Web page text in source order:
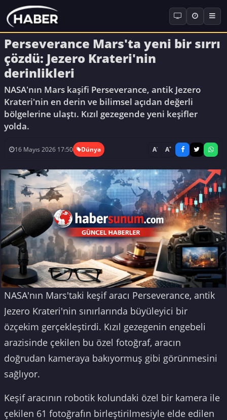
Perseverance Mars'ta yeni bir sırrı
çözdü: Jezero Krateri'nin
derinlikleri
NASA'nın Mars kaşifi Perseverance, antik Jezero
Krateri'nin en derin ve bilimsel açıdan değerli
bölgelerine ulaştı. Kızıl gezegende yeni keşifler
yolda.
16 Mayıs 2026 17:50 Dünya A- A+
NASA'nın Mars'taki keşif aracı Perseverance, antik
Jezero Krateri'nin sınırlarında büyüleyici bir
özçekim gerçekleştirdi. Kızıl gezegenin engebeli
arazisinde çekilen bu özel fotoğraf, aracın
doğrudan kameraya bakıyormuş gibi görünmesini
sağlıyor.
Keşif aracının robotik kolundaki özel bir kamera ile
çekilen 61 fotoğrafın birleştirilmesiyle elde edilen